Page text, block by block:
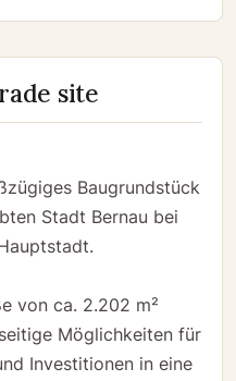
site
Baugrundstück
Stadt Bernau bei
von ca. 2.202 m²
Möglichkeiten für
Investitionen in eine